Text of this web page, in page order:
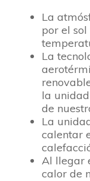
La
por el
La
la
de
La
calentar
Al llegar
calor de